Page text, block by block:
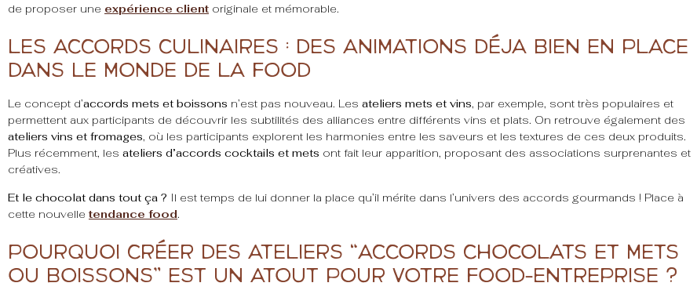
de proposer une expérience client originale et mémorable.
Les accords culinaires : des animations déjà bien en place
dans le monde de la food
Le concept d’accords mets et boissons n’est pas nouveau. Les ateliers mets et vins, par exemple, sont très populaires et
permettent aux participants de découvrir les subtilités des alliances entre différents vins et plats. On retrouve également des
ateliers vins et fromages, où les participants explorent les harmonies entre les saveurs et les textures de ces deux produits.
Plus récemment, les ateliers d’accords cocktails et mets ont fait leur apparition, proposant des associations surprenantes et
créatives.
Et le chocolat dans tout ça ? Il est temps de lui donner la place qu’il mérite dans l’univers des accords gourmands ! Place à
cette nouvelle tendance food.
Pourquoi créer des ateliers “accords chocolats et mets
ou boissons” est un atout pour votre food-entreprise ?